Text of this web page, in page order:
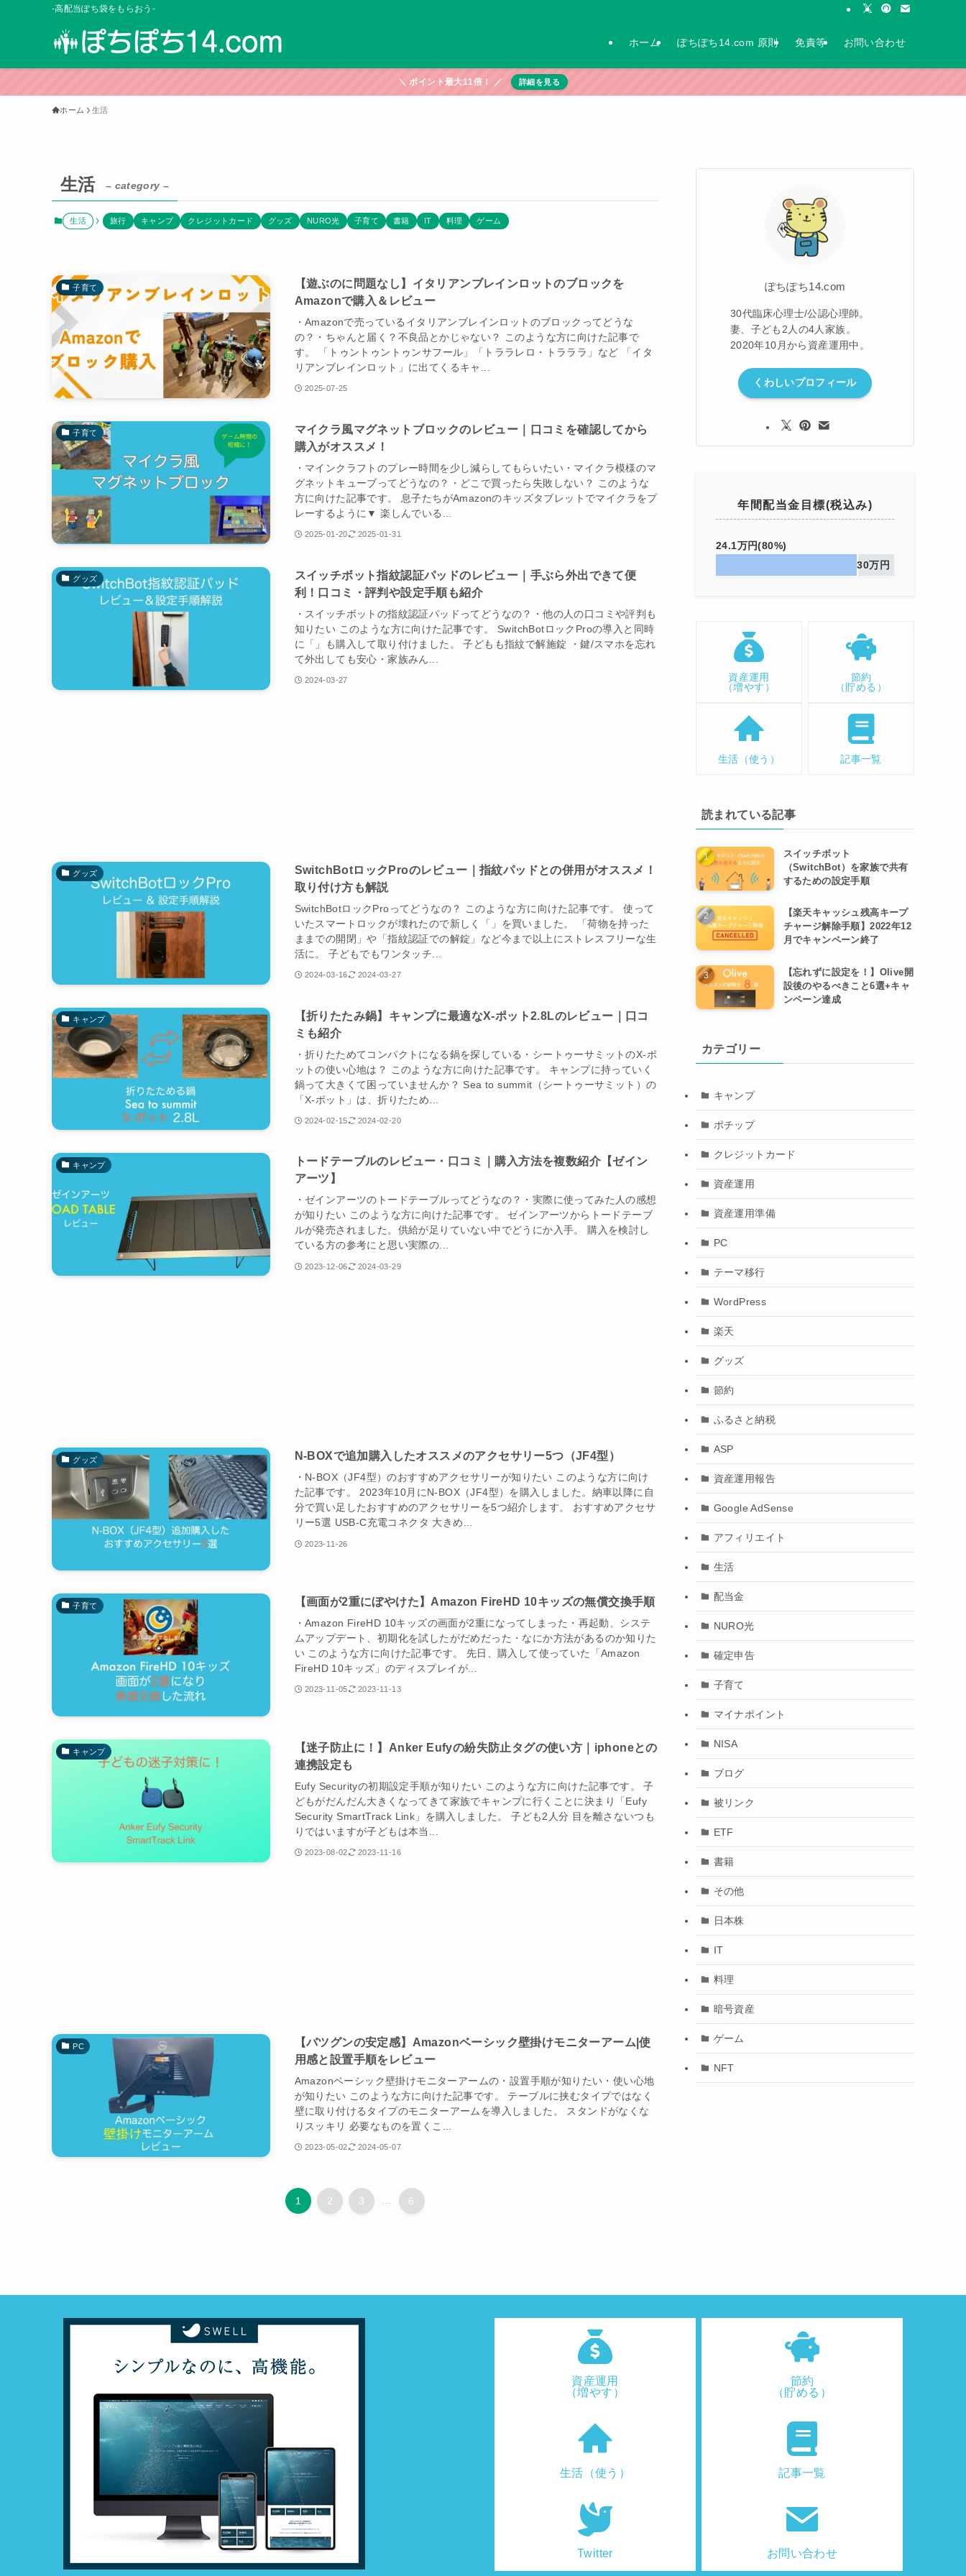
-高配当ぽち袋をもらおう-
ホーム ぽちぽち14.com 原則 免責等 お問い合わせ
＼ ポイント最大11倍！ ／ 詳細を見る
ホーム 生活
生活 – category –
生活 旅行 キャンプ クレジットカード グッズ NURO光 子育て 書籍 IT 料理 ゲーム
子育て
【遊ぶのに問題なし】イタリアンブレインロットのブロックを
Amazonで購入＆レビュー
・Amazonで売っているイタリアンブレインロットのブロックってどうな
の？・ちゃんと届く？不良品とかじゃない？ このような方に向けた記事で
す。 「トゥントゥントゥンサフール」「トララレロ・トラララ」など 「イタ
リアンブレインロット」に出てくるキャ...
2025-07-25
子育て
マイクラ風マグネットブロックのレビュー｜口コミを確認してから
購入がオススメ！
・マインクラフトのプレー時間を少し減らしてもらいたい・マイクラ模様のマ
グネットキューブってどうなの？・どこで買ったら失敗しない？ このような
方に向けた記事です。 息子たちがAmazonのキッズタブレットでマイクラをプ
レーするように▼ 楽しんでいる...
2025-01-20 2025-01-31
グッズ
スイッチボット指紋認証パッドのレビュー｜手ぶら外出できて便
利！口コミ・評判や設定手順も紹介
・スイッチボットの指紋認証パッドってどうなの？・他の人の口コミや評判も
知りたい このような方に向けた記事です。 SwitchBotロックProの導入と同時
に「」も購入して取り付けました。 子どもも指紋で解施錠 ・鍵/スマホを忘れ
て外出しても安心・家族みん...
2024-03-27
グッズ
SwitchBotロックProのレビュー｜指紋パッドとの併用がオススメ！
取り付け方も解説
SwitchBotロックProってどうなの？ このような方に向けた記事です。 使って
いたスマートロックが壊れたので新しく「」を買いました。 「荷物を持った
ままでの開閉」や「指紋認証での解錠」など今まで以上にストレスフリーな生
活に。 子どもでもワンタッチ...
2024-03-16 2024-03-27
キャンプ
【折りたたみ鍋】キャンプに最適なX-ポット2.8Lのレビュー｜口コ
ミも紹介
・折りたためてコンパクトになる鍋を探している・シートゥーサミットのX-ポ
ットの使い心地は？ このような方に向けた記事です。 キャンプに持っていく
鍋って大きくて困っていませんか？ Sea to summit（シートゥーサミット）の
「X-ポット」は、折りたため...
2024-02-15 2024-02-20
キャンプ
トードテーブルのレビュー・口コミ｜購入方法を複数紹介【ゼイン
アーツ】
・ゼインアーツのトードテーブルってどうなの？・実際に使ってみた人の感想
が知りたい このような方に向けた記事です。 ゼインアーツからトードテーブ
ルが発売されました。供給が足りていない中でどうにか入手。 購入を検討し
ている方の参考にと思い実際の...
2023-12-06 2024-03-29
グッズ N-BOXで追加購入したオススメのアクセサリー5つ（JF4型）
・N-BOX（JF4型）のおすすめアクセサリーが知りたい このような方に向け
た記事です。 2023年10月にN-BOX（JF4型）を購入しました。納車以降に自
分で買い足したおすすめのアクセサリーを5つ紹介します。 おすすめアクセサ
リー5選 USB-C充電コネクタ 大きめ...
2023-11-26
子育て 【画面が2重にぼやけた】Amazon FireHD 10キッズの無償交換手順
・Amazon FireHD 10キッズの画面が2重になってしまった・再起動、システ
ムアップデート、初期化を試したがだめだった・なにか方法があるのか知りた
い このような方に向けた記事です。 先日、購入して使っていた「Amazon
FireHD 10キッズ」のディスプレイが...
2023-11-05 2023-11-13
キャンプ
【迷子防止に！】Anker Eufyの紛失防止タグの使い方｜iphoneとの
連携設定も
Eufy Securityの初期設定手順が知りたい このような方に向けた記事です。 子
どもがだんだん大きくなってきて家族でキャンプに行くことに決まり「Eufy
Security SmartTrack Link」を購入しました。 子ども2人分 目を離さないつも
りではいますが子どもは本当...
2023-08-02 2023-11-16
PC
【バツグンの安定感】Amazonベーシック壁掛けモニターアーム|使
用感と設置手順をレビュー
Amazonベーシック壁掛けモニターアームの・設置手順が知りたい・使い心地
が知りたい このような方に向けた記事です。 テーブルに挟むタイプではなく
壁に取り付けるタイプのモニターアームを導入しました。 スタンドがなくな
りスッキリ 必要なものを置くこ...
2023-05-02 2024-05-07
1 2 3 6
ぽちぽち14.com
30代臨床心理士/公認心理師。
妻、子ども2人の4人家族。
2020年10月から資産運用中。
くわしいプロフィール
年間配当金目標(税込み)
24.1万円(80%)
30万円
資産運用
（増やす）
節約
（貯める）
生活（使う） 記事一覧
読まれている記事
スイッチボット
（SwitchBot）を家族で共有
するための設定手順
【楽天キャッシュ残高キープ
チャージ解除手順】2022年12
月でキャンペーン終了
【忘れずに設定を！】Olive開
設後のやるべきこと6選+キャ
ンペーン達成
カテゴリー
キャンプ
ポチップ
クレジットカード
資産運用
資産運用準備
PC
テーマ移行
WordPress
楽天
グッズ
節約
ふるさと納税
ASP
資産運用報告
Google AdSense
アフィリエイト
生活
配当金
NURO光
確定申告
子育て
マイナポイント
NISA
ブログ
被リンク
ETF
書籍
その他
日本株
IT
料理
暗号資産
ゲーム
NFT
資産運用
（増やす）
節約
（貯める）
生活（使う） 記事一覧
Twitter お問い合わせ